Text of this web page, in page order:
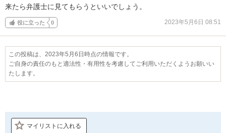
来たら弁護士に見てもらうといいでしょう。
役に立った 0 2023年5月6日 08:51
この投稿は、2023年5月6日時点の情報です。
ご自身の責任のもと適法性・有用性を考慮してご利用いただくようお願いい
たします。
マイリストに入れる